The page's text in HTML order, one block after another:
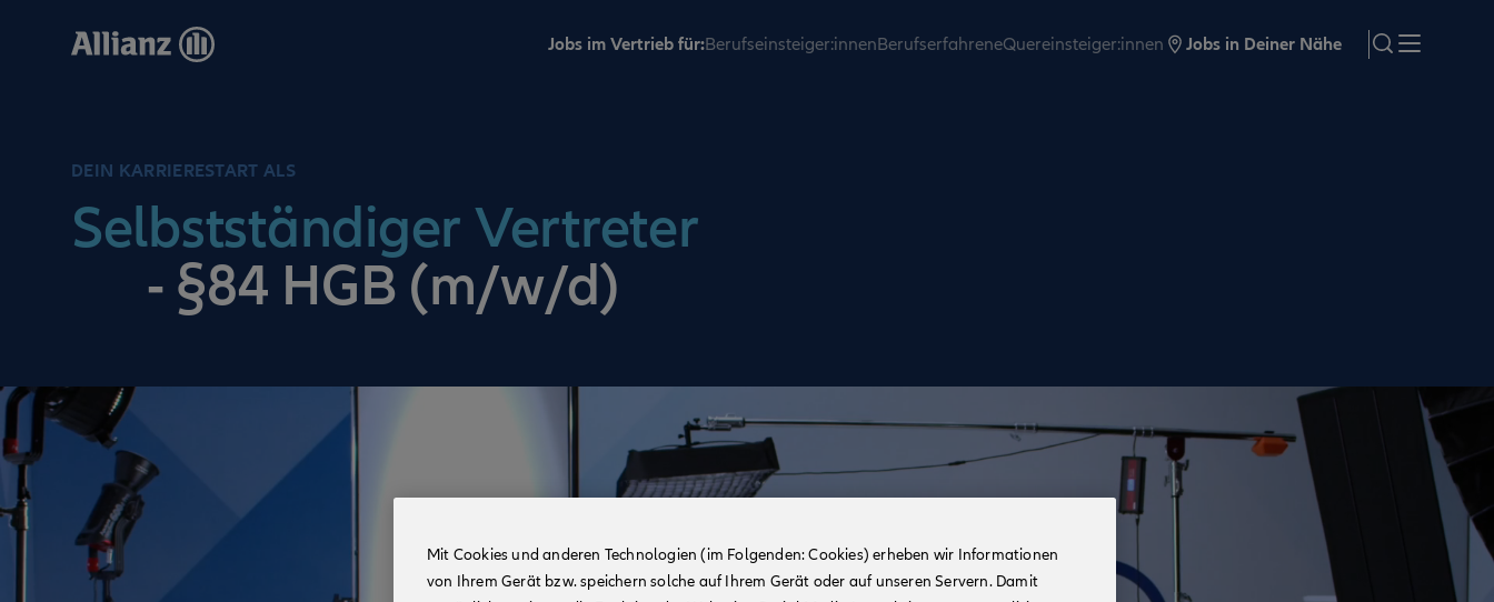
Jobs im Vertrieb für:Berufseinsteiger:innenBerufserfahreneQuereinsteiger:innen Jobs in Deiner Nähe search
DEIN KARRIERESTART ALS
Selbstständiger Vertreter
- §84 HGB (m/w/d)
Mit Cookies und anderen Technologien (im Folgenden: Cookies) erheben wir Informationen
von Ihrem Gerät bzw. speichern solche auf Ihrem Gerät oder auf unseren Servern. Damit